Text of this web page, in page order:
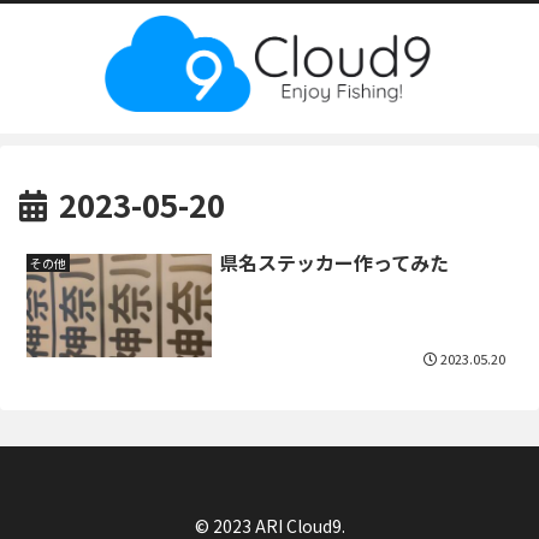
2023-05-20
その他 県名ステッカー作ってみた
2023.05.20
© 2023 ARI Cloud9.